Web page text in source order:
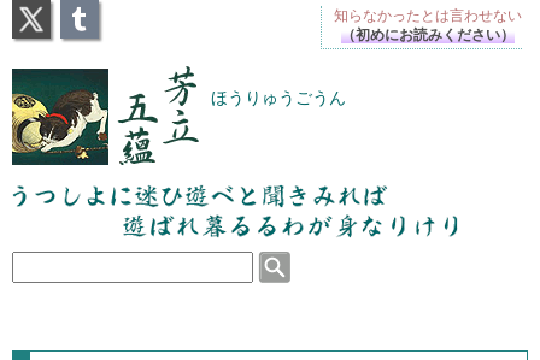
芳立五蘊 ほうりゅうごうん
うつしよに迷ひ遊べと聞きみれば遊ばれ暮るるわが
身なりけり
知らなかったとは言わせない
（初めにお読みください）
X Tumblr